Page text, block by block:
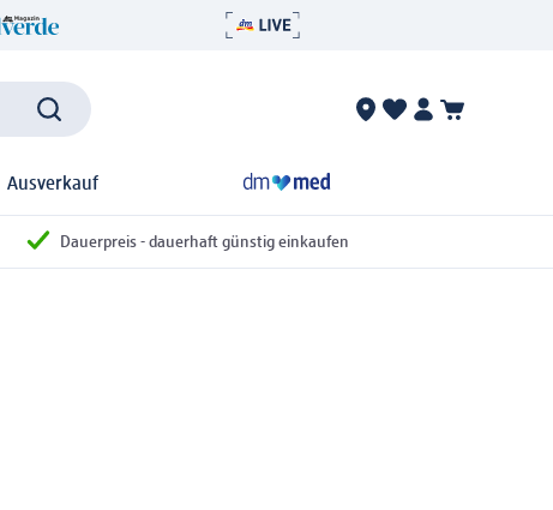
Ausverkauf
Dauerpreis - dauerhaft günstig einkaufen